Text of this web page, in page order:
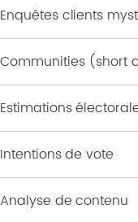
Enquêtes clients
Communities (short
Estimations
Intentions de vote
Analyse de contenu